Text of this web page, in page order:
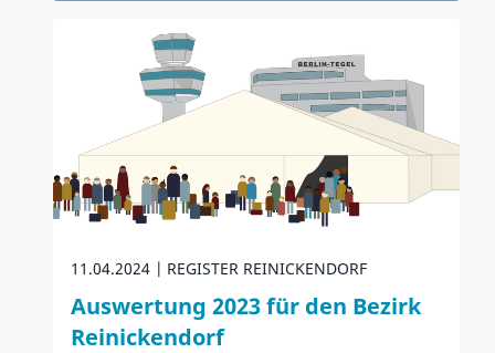
11.04.2024 REGISTER REINICKENDORF
Auswertung 2023 für den Bezirk
Reinickendorf